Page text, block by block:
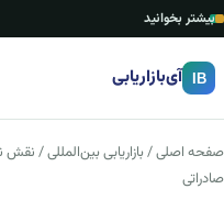
بیشتر بخوانید
IB آی‌بازاریابی
صفحه اصلی/بازاریابی بین‌المللی/ نقش
صادراتی